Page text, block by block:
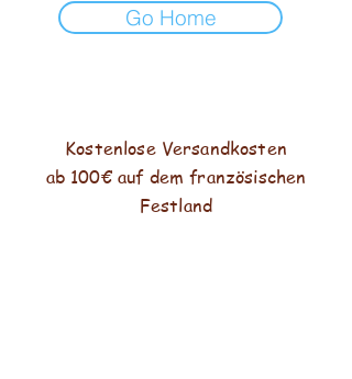
Go Home
Kostenlose Versandkosten
ab 100€ auf dem französischen
Festland